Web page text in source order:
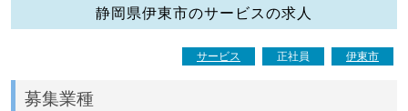
静岡県伊東市のサービスの求人
サービス 正社員 伊東市
募集業種